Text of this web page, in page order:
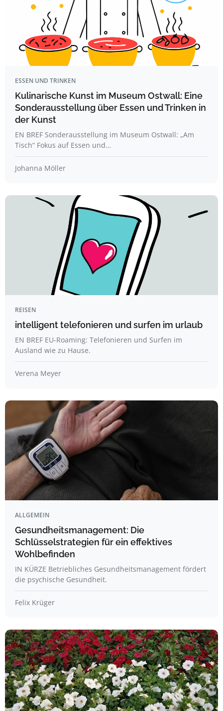
ESSEN UND TRINKEN
Kulinarische Kunst im Museum Ostwall: Eine
Sonderausstellung über Essen und Trinken in
der Kunst
EN BREF Sonderausstellung im Museum Ostwall: „Am
Tisch“ Fokus auf Essen und…
Johanna Möller
REISEN
intelligent telefonieren und surfen im urlaub
EN BREF EU-Roaming: Telefonieren und Surfen im
Ausland wie zu Hause.
Verena Meyer
ALLGEMEIN
Gesundheitsmanagement: Die
Schlüsselstrategien für ein effektives
Wohlbefinden
IN KÜRZE Betriebliches Gesundheitsmanagement fördert
die psychische Gesundheit.
Felix Krüger